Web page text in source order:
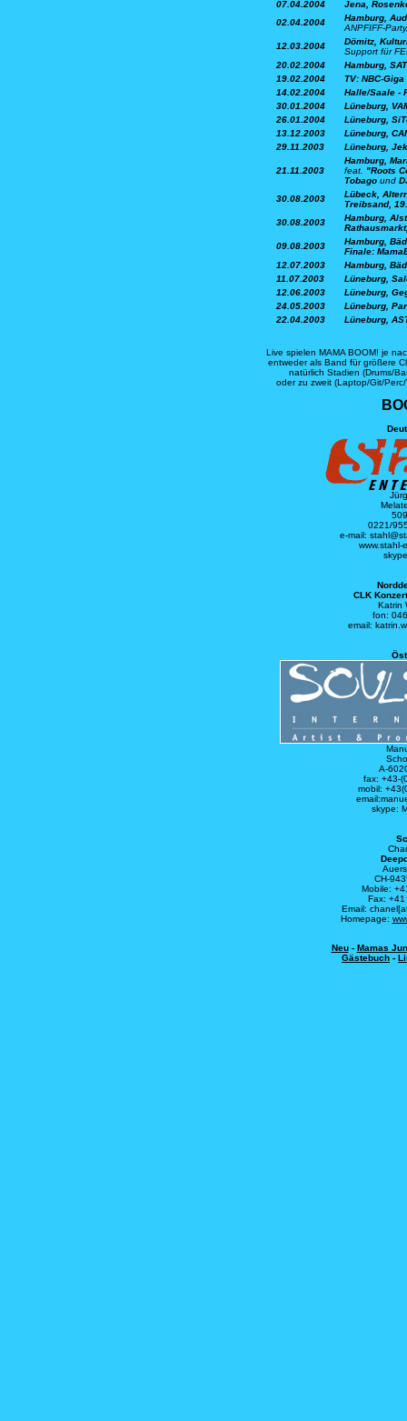
07.04.2004
Jena,
02.04.2004
Hamburg,
ANPFIFF-
12.03.2004
Dömitz,
Support für
20.02.2004
Hamburg,
19.02.2004
TV: NBC-Giga
14.02.2004
Halle/Saale -
30.01.2004
Lüneburg,
26.01.2004
Lüneburg,
13.12.2003
Lüneburg,
29.11.2003
Lüneburg,
21.11.2003
Hamburg,
feat.
"Roots
Tobago und
30.08.2003
Lübeck,
Treibsand,
30.08.2003
Hamburg,
09.08.2003
Hamburg,
Finale:
12.07.2003
Hamburg,
11.07.2003
Lüneburg,
12.06.2003
Lüneburg,
24.05.2003
Lüneburg,
22.04.2003
Lüneburg,
Live spielen MAMA BOOM! je
entweder als Band für größere
natürlich Stadien (Drums/
oder zu zweit (Laptop/Git/
0221/
e-mail:
www.stahl-
CLK
Katrin
fon:
email:
A-
fax: +43-
mobil:
skype:
CH-
Mobile:
Fax:
Email:
Homepage:
Neu- Mamas
Gästebuch -